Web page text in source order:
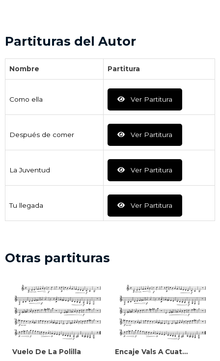
Partituras del Autor
Nombre Partitura
Como ella Ver Partitura
Después de comer Ver Partitura
La Juventud Ver Partitura
Tu llegada Ver Partitura
Otras partituras
Vuelo De La Polilla Encaje Vals A Cuatro Manos